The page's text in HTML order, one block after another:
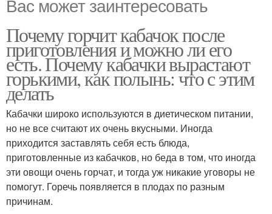
Вас может заинтересовать
Почему горчит кабачок после
приготовления и можно ли его
есть. Почему кабачки вырастают
горькими, как полынь: что с этим
делать
Кабачки широко используются в диетическом питании,
но не все считают их очень вкусными. Иногда
приходится заставлять себя есть блюда,
приготовленные из кабачков, но беда в том, что иногда
эти овощи очень горчат, и тогда уж никакие уговоры не
помогут. Горечь появляется в плодах по разным
причинам.